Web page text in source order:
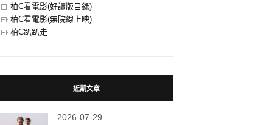
柏C看電影(好讀版目錄)
柏C看電影(無院線上映)
柏C趴趴走
近期文章
2026-07-29